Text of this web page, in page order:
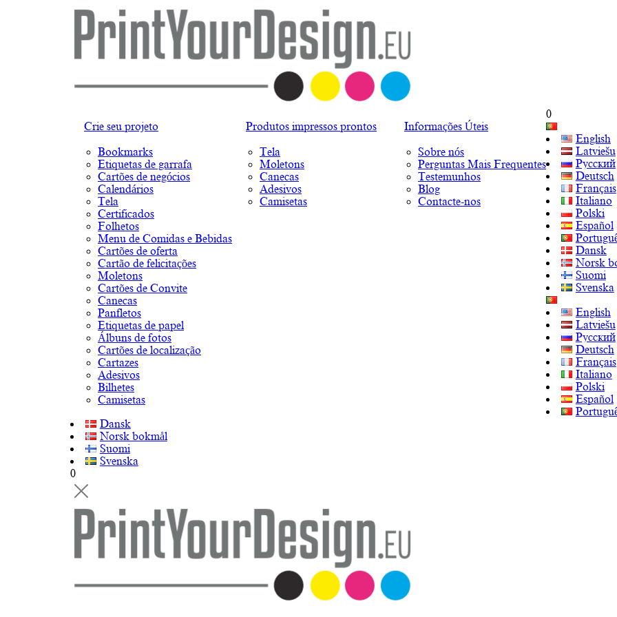
Crie seu projeto
Bookmarks
Etiquetas de garrafa
Cartões de negócios
Calendários
Tela
Certificados
Folhetos
Menu de Comidas e Bebidas
Cartões de oferta
Cartão de felicitações
Moletons
Cartões de Convite
Canecas
Panfletos
Etiquetas de papel
Álbuns de fotos
Cartões de localização
Cartazes
Adesivos
Bilhetes
Camisetas
Produtos impressos prontos
Tela
Moletons
Canecas
Adesivos
Camisetas
Informações Úteis
Sobre nós
Perguntas Mais Frequentes
Testemunhos
Blog
Contacte-nos
0
English
Latviešu
Русский
Deutsch
Français
Italiano
Polski
Español
Dansk
Norsk
Suomi
Svenska
English
Latviešu
Русский
Deutsch
Français
Italiano
Polski
Español
Dansk
Norsk bokmål
Suomi
Svenska
0